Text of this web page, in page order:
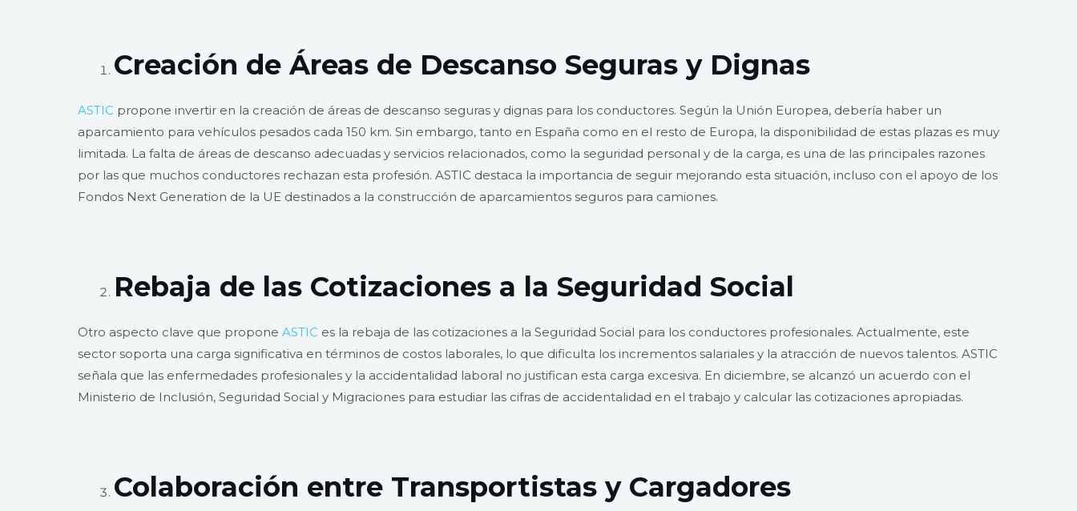
Creación de Áreas de Descanso Seguras y Dignas
ASTIC propone invertir en la creación de áreas de descanso seguras y dignas para los conductores. Según la Unión Europea, debería haber un
aparcamiento para vehículos pesados cada 150 km. Sin embargo, tanto en España como en el resto de Europa, la disponibilidad de estas plazas es muy
limitada. La falta de áreas de descanso adecuadas y servicios relacionados, como la seguridad personal y de la carga, es una de las principales razones
por las que muchos conductores rechazan esta profesión. ASTIC destaca la importancia de seguir mejorando esta situación, incluso con el apoyo de los
Fondos Next Generation de la UE destinados a la construcción de aparcamientos seguros para camiones.
Rebaja de las Cotizaciones a la Seguridad Social
Otro aspecto clave que propone ASTIC es la rebaja de las cotizaciones a la Seguridad Social para los conductores profesionales. Actualmente, este
sector soporta una carga significativa en términos de costos laborales, lo que dificulta los incrementos salariales y la atracción de nuevos talentos. ASTIC
señala que las enfermedades profesionales y la accidentalidad laboral no justifican esta carga excesiva. En diciembre, se alcanzó un acuerdo con el
Ministerio de Inclusión, Seguridad Social y Migraciones para estudiar las cifras de accidentalidad en el trabajo y calcular las cotizaciones apropiadas.
Colaboración entre Transportistas y Cargadores